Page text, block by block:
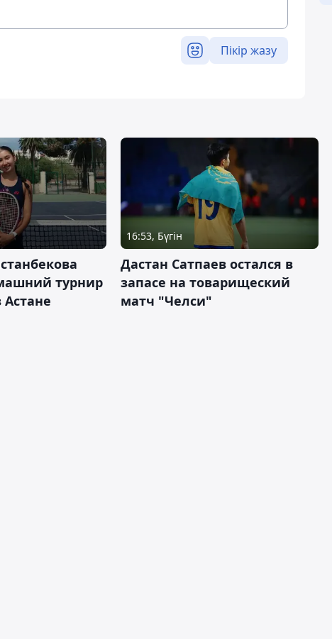
Пікір жазу
турнир
Астане
16:53, Бүгін
Дастан Сатпаев остался в
запасе на товарищеский
матч "Челси"